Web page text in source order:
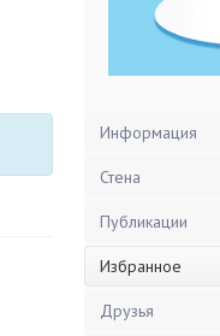
Информация
Стена
Публикации
Избранное
Друзья